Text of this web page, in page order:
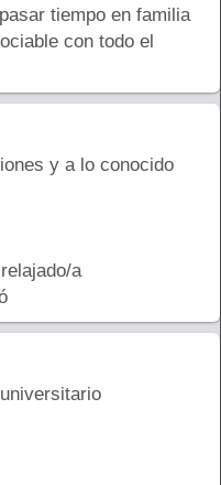
tiempo en familia
con todo el
y a lo conocido
a